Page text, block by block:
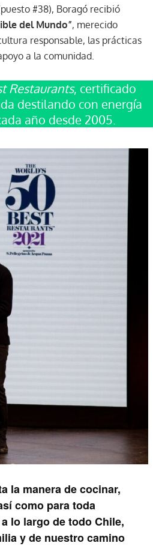
#38), Boragó recibió
del Mundo”, merecido
responsable, las prácticas
a la comunidad.
Restaurants, certificado
destilando con energía
año desde 2005.
la manera de cocinar,
como para toda
lo largo de todo Chile,
y de nuestro camino